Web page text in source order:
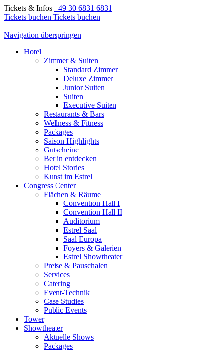
Tickets & Infos +49 30 6831 6831
Tickets buchen Tickets buchen
Navigation überspringen
Hotel
Zimmer & Suiten
Standard Zimmer
Deluxe Zimmer
Junior Suiten
Suiten
Executive Suiten
Restaurants & Bars
Wellness & Fitness
Packages
Saison Highlights
Gutscheine
Berlin entdecken
Hotel Stories
Kunst im Estrel
Congress Center
Flächen & Räume
Convention Hall I
Convention Hall II
Auditorium
Estrel Saal
Saal Europa
Foyers & Galerien
Estrel Showtheater
Preise & Pauschalen
Services
Catering
Event-Technik
Case Studies
Public Events
Tower
Showtheater
Aktuelle Shows
Packages